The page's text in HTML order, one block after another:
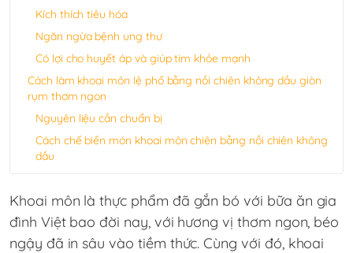
Kích thích tiêu hóa
Ngăn ngừa bệnh ung thư
Có lợi cho huyết áp và giúp tim khỏe mạnh
Cách làm khoai môn lệ phố bằng nồi chiên không dầu giòn
rụm thơm ngon
Nguyên liệu cần chuẩn bị
Cách chế biến món khoai môn chiên bằng nồi chiên không
dầu
Khoai môn là thực phẩm đã gắn bó với bữa ăn gia
đình Việt bao đời nay, với hương vị thơm ngon, béo
ngậy đã in sâu vào tiềm thức. Cùng với đó, khoai